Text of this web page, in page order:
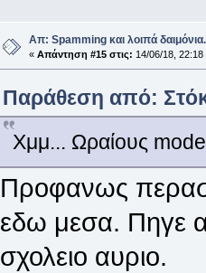
Απ: Spamming και λοιπά
« Απάντηση #15 στις: 14/06/18, 22:18
Παράθεση από:
Χμμ... Ωραίους
Προφανως
εδω μεσα. Πηγε
σχολειο αυριο.